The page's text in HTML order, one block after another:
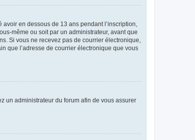
en dessous de 13 ans pendant l’inscription,
même ou soit par un administrateur, avant que
Si vous ne recevez pas de courrier électronique,
que l’adresse de courrier électronique que vous
un administrateur du forum afin de vous assurer